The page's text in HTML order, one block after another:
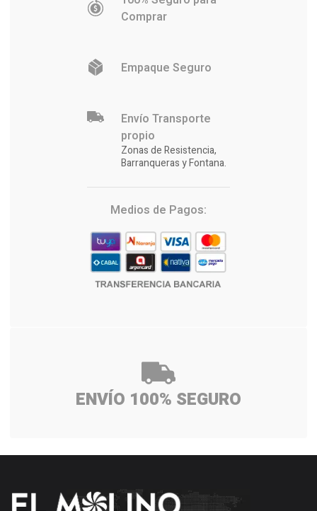
Comprar
Empaque Seguro
Envío Transporte
propio
Zonas de Resistencia,
Barranqueras y Fontana.
Medios de Pagos:
ENVÍO 100% SEGURO